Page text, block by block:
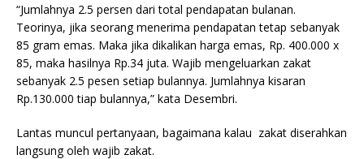
“Jumlahnya 2.5 persen dari total pendapatan bulanan.
Teorinya, jika seorang menerima pendapatan tetap sebanyak
85 gram emas. Maka jika dikalikan harga emas, Rp. 400.000 x
85, maka hasilnya Rp.34 juta. Wajib mengeluarkan zakat
sebanyak 2.5 pesen setiap bulannya. Jumlahnya kisaran
Rp.130.000 tiap bulannya,” kata Desembri.
Lantas muncul pertanyaan, bagaimana kalau zakat diserahkan
langsung oleh wajib zakat.